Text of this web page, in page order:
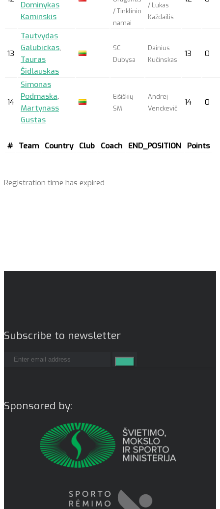
Dominykas
Kaminskis
/ Tinklinio
namai
/ Lukas
Každailis
13
Tautvydas
Galubickas,
Tauras
Šidlauskas
SC
Dubysa
Dainius
Kučinskas
13 0
14
Simonas
Podmaska,
Martynass
Gustas
Eišiškių
SM
Andrej
Venckevič
14 0
# Team Country Club Coach END_POSITION Points
Registration time has expired
Subscribe to newsletter
Sponsored by: